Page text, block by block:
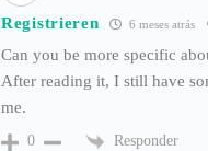
Registrieren 6 meses atrás
Can you be more specific
After reading it, I still have
me.
0 Responder